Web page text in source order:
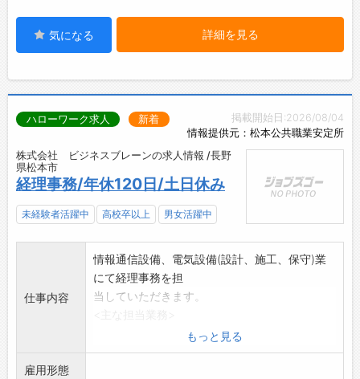
気になる 詳細を見る
掲載開始日:2026/08/04
情報提供元：松本公共職業安定所
ハローワーク求人 新着
株式会社 ビジネスブレーンの求人情報 /長野
県松本市
経理事務/年休120日/土日休み
未経験者活躍中 高校卒以上 男女活躍中
仕事内容
情報通信設備、電気設備(設計、施工、保守)業
にて経理事務を担
当していただきます。
・日々の出納、仕分け作業
・電話応対
もっと見る
雇用形態